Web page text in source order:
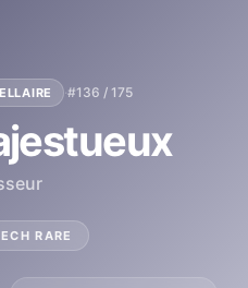
·#136 / 175
RARE